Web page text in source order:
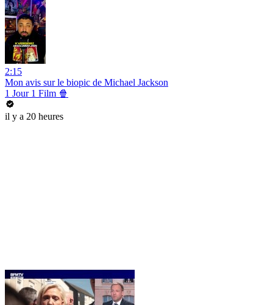
2:15
Mon avis sur le biopic de Michael Jackson
1 Jour 1 Film 🍿
il y a 20 heures